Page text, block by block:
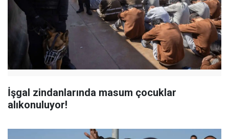
İşgal zindanlarında masum çocuklar
alıkonuluyor!